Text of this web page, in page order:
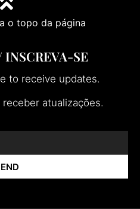
o topo da página
INSCREVA-SE
to receive updates.
atualizações.